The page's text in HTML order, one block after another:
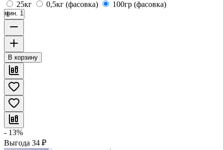
25кг
0,5кг (фасовка) 100гр (фасовка)
мин. 1
В корзину
- 13%
Выгода 34 ₽